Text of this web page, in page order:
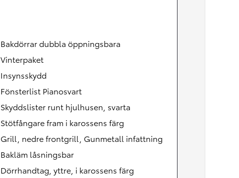
Bakdörrar dubbla öppningsbara
Vinterpaket
Insynsskydd
Fönsterlist Pianosvart
Skyddslister runt hjulhusen, svarta
Stötfångare fram i karossens färg
Grill, nedre frontgrill, Gunmetall infattning
Bakläm låsningsbar
Dörrhandtag, yttre, i karossens färg